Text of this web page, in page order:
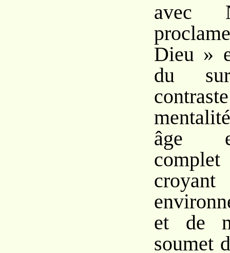
avec
Dieu »
du
âge
et de
soumet